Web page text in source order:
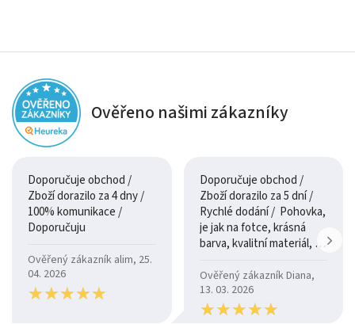
Ověřeno našimi zákazníky
Doporučuje obchod /
Zboží dorazilo za 4 dny /
100% komunikace /
Doporučuju
Ověřený zákazník alim, 25.
04. 2026
★★★★★
★★★★★
Doporučuje obchod /
Zboží dorazilo za 5 dní /
Rychlé dodání / Pohovka,
je jak na fotce, krásná
barva, kvalitní materiál, a
Ověřený zákazník Diana,
13. 03. 2026
★★★★★
★★★★★